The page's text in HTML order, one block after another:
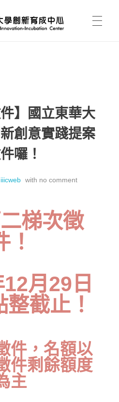
件】國立東華大
創意實踐提案
囉！
iiicweb with no comment
梯次徵
！
月29日
截止！
件，名額以
件剩餘額度
主